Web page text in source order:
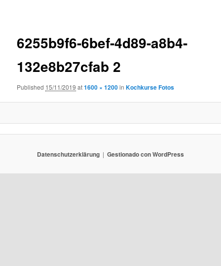
6255b9f6-6bef-4d89-a8b4-
132e8b27cfab 2
Published 15/11/2019 at1600 × 1200inKochkurse Fotos
Datenschutzerklärung Gestionado con WordPress